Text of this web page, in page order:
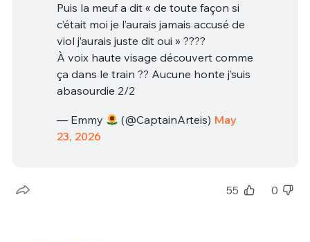
Puis la meuf a dit « de toute façon si
c’était moi je l’aurais jamais accusé de
viol j’aurais juste dit oui » ????
À voix haute visage découvert comme
ça dans le train ?? Aucune honte j’suis
abasourdie 2/2
— Emmy (@CaptainArteis) May
23, 2026
55 0